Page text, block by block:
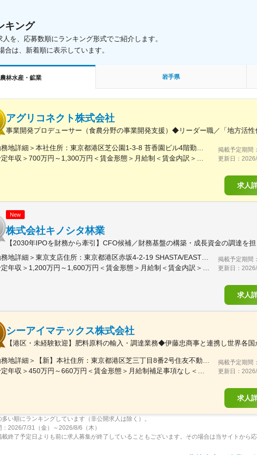
キング
を、応募数順にランキング形式でご紹介します。
合は、新着順に表示しています。
農林水産・鉱業 岩手県
アグリコネクト株式会社
事業開発プロデューサー（食農分野の事業開発支援）◆リーダー職／「地方活性
＜勤務地詳細＞本社住所：東京都港区芝公園1-3-8 苔香園ビル4階勤務地最寄駅：都営三田線／御成門駅受動喫煙対策：屋内全面禁煙変更の範囲：会社の定める事業所
＜予定年収＞700万円～1,300万円＜賃金形態＞月給制＜賃金内訳＞月額（基本給）：400,000円～650,000円固定残業手当/月：92,640円～150,510円（固定残業時間30時間0分/月）超過した時間外労働の残業手当は追加支給＜月給＞492,640円～800,510円（一律手当を含む）＜昇給有無＞有＜残業手当＞有＜給与補足＞※給与は職歴、スキルなどに応じて相談※役職がつく場合は、別途、役職手当（50,000円～10,000円）を支給※マネージャー職以上の場合は、管理職のため残業代支給対象外■昇給：年1回（4月）■賞与：年1回（12月）賃金はあくまでも目安の金額であり、選考を通じて上下する可能性があります。月給(月額)は固定手当を含めた表記です。
掲載予定期間：
更新日： 2026/
求人
New
株式会社キノシタ林業
【2030年IPOを財務から牽引】CFO候補／財務基盤の構築・成長資金の調達を
＜勤務地詳細＞東京支店住所：東京都港区赤坂4-2-19 SHASTA/EAST 5F勤務地最寄駅：東京メトロ線／赤坂見附駅受動喫煙対策：屋内全面禁煙変更の範囲：会社の定める事業所
＜予定年収＞1,200万円～1,600万円＜賃金形態＞月給制＜賃金内訳＞月額（基本給）：625,000円～875,000円固定残業手当/月：191,360円～267,920円（固定残業時間40時間0分/月）超過した時間外労働の残業手当は追加支給＜月給＞816,360円～1,142,920円（一律手当を含む）＜昇給有無＞有＜残業手当＞有＜給与補足＞※実績に応じて柔軟に検討します。■賞与：年2回（6、12月）■昇給：年1回（3、9月）賃金はあくまでも目安の金額であり、選考を通じて上下する可能性があります。月給(月額)は固定手当を含めた表記です。
掲載予定期間：
更新日： 2026/
求人
シーアイマテックス株式会社
【港区・未経験歓迎】肥料原料の輸入・調達業務◆伊藤忠商事と連携し世界各
＜勤務地詳細＞【新】本社住所：東京都港区芝三丁目8番2号住友不動産芝公園ファーストビル９階 勤務地最寄駅：都営地下鉄三田線／芝公園駅受動喫煙対策：屋内全面禁煙変更の範囲：会社の定める事業所
＜予定年収＞450万円～660万円＜賃金形態＞月給制補足事項なし＜賃金内訳＞月額（基本給）：280,000円～378,000円＜月給＞280,000円～378,000円＜昇給有無＞有＜残業手当＞有＜給与補足＞■賞与：年2回（6月/12月）■モデル年収：年収510万円 30歳（月給280,000円＋賞与）※時間外手当除く年収620万円 37歳（月給356,000円＋賞与）※時間外手当除く賃金はあくまでも目安の金額であり、選考を通じて上下する可能性があります。月給(月額)は固定手当を含めた表記です。
掲載予定期間：
更新日： 2026/
求人
い順にランキングしています（非公開求人は除く）。
2026/7/31（金）～2026/8/6（木）
終了予定日よりも前に求人募集が終了していることもございます。その場合は当サイトから